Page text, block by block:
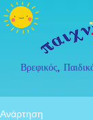
Βρεφικός,
Ανάρτηση